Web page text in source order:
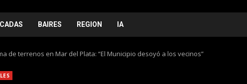
BAIRES REGION IA
de terrenos en Mar del Plata: “El Municipio desoyó a los vecinos”